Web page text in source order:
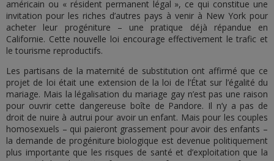
américain ou « résident permanent légal », ce qui constitue une
invitation pour les riches d’autres pays à venir à New York pour
acheter leur progéniture – une pratique déjà répandue en
Californie. Cette nouvelle loi encourage effectivement le trafic et
le tourisme reproductifs.
Les partisans de la maternité de substitution ont affirmé que ce
projet de loi était une extension de la loi de l’État sur l’égalité du
mariage. Mais la légalisation du mariage gay n’est pas une raison
pour ouvrir cette dangereuse boîte de Pandore. Il n’y a pas de
droit de nuire à autrui pour avoir un enfant. Mais pour les couples
homosexuels – qui paieront grassement pour avoir des enfants –
la demande de progéniture biologique est devenue politiquement
plus importante que les risques de santé et d’exploitation que la